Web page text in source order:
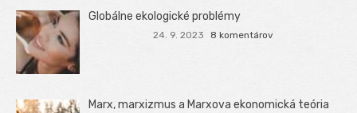
Globálne ekologické problémy
24. 9. 2023 8 komentárov
Marx, marxizmus a Marxova ekonomická teória